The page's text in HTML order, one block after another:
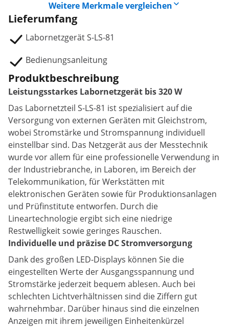
Weitere Merkmale vergleichen
Lieferumfang
Labornetzgerät S-LS-81
Bedienungsanleitung
Produktbeschreibung
Leistungsstarkes Labornetzgerät bis 320 W
Das Labornetzteil S-LS-81 ist spezialisiert auf die
Versorgung von externen Geräten mit Gleichstrom,
wobei Stromstärke und Stromspannung individuell
einstellbar sind. Das Netzgerät aus der Messtechnik
wurde vor allem für eine professionelle Verwendung in
der Industriebranche, in Laboren, im Bereich der
Telekommunikation, für Werkstätten mit
elektronischen Geräten sowie für Produktionsanlagen
und Prüfinstitute entworfen. Durch die
Lineartechnologie ergibt sich eine niedrige
Restwelligkeit sowie geringes Rauschen.
Individuelle und präzise DC Stromversorgung
Dank des großen LED-Displays können Sie die
eingestellten Werte der Ausgangsspannung und
Stromstärke jederzeit bequem ablesen. Auch bei
schlechten Lichtverhältnissen sind die Ziffern gut
wahrnehmbar. Darüber hinaus sind die einzelnen
Anzeigen mit ihrem jeweiligen Einheitenkürzel